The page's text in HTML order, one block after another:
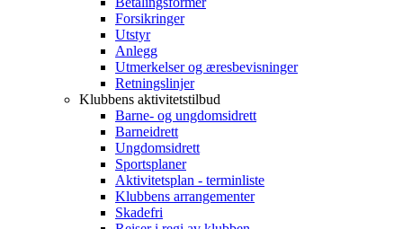
Forsikringer
Utstyr
Anlegg
Utmerkelser og æresbevisninger
Retningslinjer
Klubbens aktivitetstilbud
Barne- og ungdomsidrett
Barneidrett
Ungdomsidrett
Sportsplaner
Aktivitetsplan - terminliste
Klubbens arrangementer
Skadefri